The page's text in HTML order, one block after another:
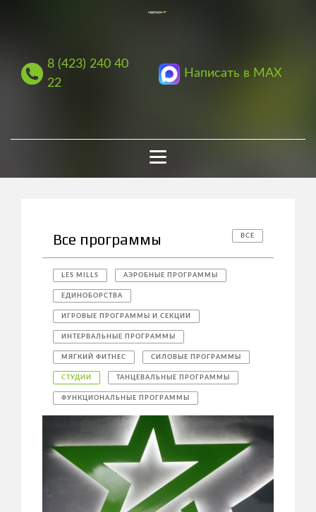
8 (423) 240 40
22
Написать в MAX
ВСЕ
Все программы
LES MILLS АЭРОБНЫЕ ПРОГРАММЫ
ЕДИНОБОРСТВА
ИГРОВЫЕ ПРОГРАММЫ И СЕКЦИИ
ИНТЕРВАЛЬНЫЕ ПРОГРАММЫ
МЯГКИЙ ФИТНЕС СИЛОВЫЕ ПРОГРАММЫ
СТУДИИ ТАНЦЕВАЛЬНЫЕ ПРОГРАММЫ
ФУНКЦИОНАЛЬНЫЕ ПРОГРАММЫ